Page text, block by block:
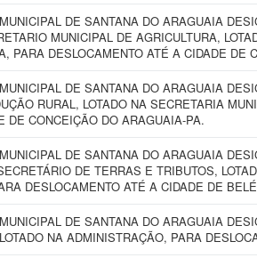
DE SANTANA DO ARAGUAIA
MUNICIPAL DE AGRICULTURA,
PARA DESLOCAMENTO ATÉ A CIDADE DE
DE SANTANA DO ARAGUAIA
RURAL, LOTADO NA SECRETARIA
DE CONCEIÇÃO DO ARAGUAIA-PA.
DE SANTANA DO ARAGUAIA
DE TERRAS E TRIBUTOS,
DESLOCAMENTO ATÉ A CIDADE DE
DE SANTANA DO ARAGUAIA
NA ADMINISTRAÇÃO, PARA